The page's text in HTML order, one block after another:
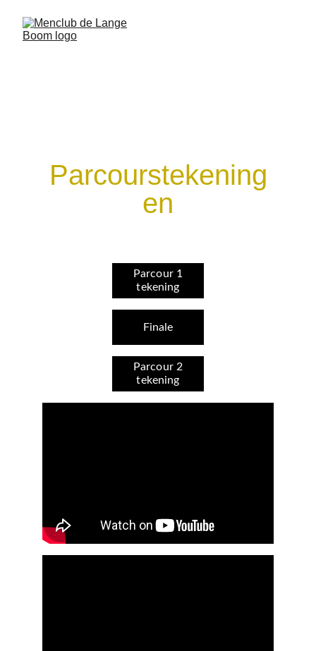
Parcourstekening
en
Parcour 1
tekening
Parcour 2
tekening
Finale